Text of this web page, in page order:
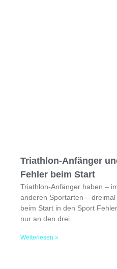
Triathlon-Anfänger
Fehler beim Start
Triathlon-Anfänger haben –
anderen Sportarten –
beim Start in den Sport
nur an den drei
Weiterlesen »